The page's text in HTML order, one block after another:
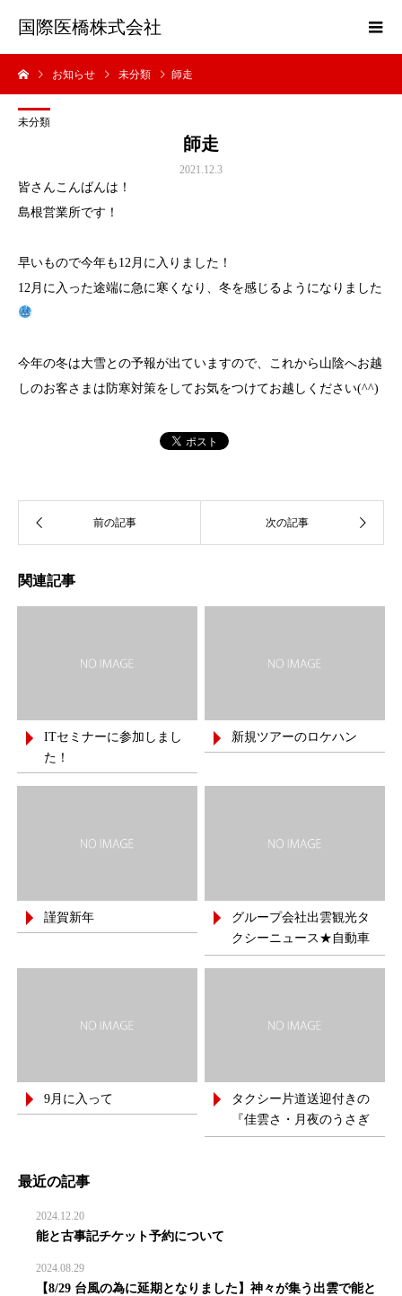
国際医橋株式会社
お知らせ 未分類 師走
未分類
師走
2021.12.3
皆さんこんばんは！
島根営業所です！
早いもので今年も12月に入りました！
12月に入った途端に急に寒くなり、冬を感じるようになりました
今年の冬は大雪との予報が出ていますので、これから山陰へお越
しのお客さまは防寒対策をしてお気をつけてお越しください(^^)
関連記事
ITセミナーに参加しまし
た！
新規ツアーのロケハン
謹賀新年
グループ会社出雲観光タ
クシーニュース★自動車
運送事業者の『働きやす
9月に入って
タクシー片道送迎付きの
『佳雲さ・月夜のうさぎ
さ』宿泊プラン
最近の記事
2024.12.20
能と古事記チケット予約について
2024.08.29
【8/29 台風の為に延期となりました】神々が集う出雲で能と